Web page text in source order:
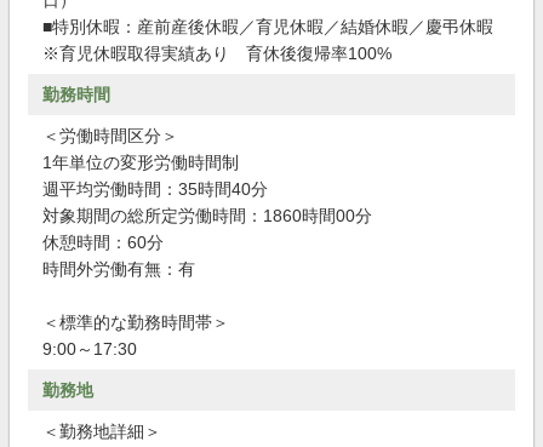
■特別休暇：産前産後休暇／育児休暇／結婚休暇／慶弔休暇
※育児休暇取得実績あり 育休後復帰率100%
勤務時間
＜労働時間区分＞
1年単位の変形労働時間制
週平均労働時間：35時間40分
対象期間の総所定労働時間：1860時間00分
休憩時間：60分
時間外労働有無：有
＜標準的な勤務時間帯＞
9:00～17:30
勤務地
＜勤務地詳細＞